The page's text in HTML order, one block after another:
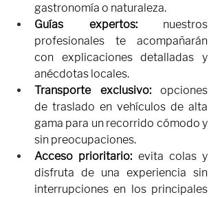
gastronomía o naturaleza.
Guías expertos: nuestros
profesionales te acompañarán
con explicaciones detalladas y
anécdotas locales.
Transporte exclusivo: opciones
de traslado en vehículos de alta
gama para un recorrido cómodo y
sin preocupaciones.
Acceso prioritario: evita colas y
disfruta de una experiencia sin
interrupciones en los principales